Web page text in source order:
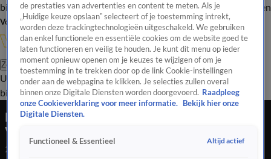
bijwonenPodcastShopVeelgestelde vragenKijkersvraag insturen
Volg Vandaag Inside
Zoeken
UitzendingenVandaag InsideDe OranjezomerShopUitzending
bijwonen
Lale Gül: 'Ik ben gevraagd voor Adam zkt. Eva
VIPS'
27 juni 2025, 12:40
de prestaties van advertenties en content te meten. Als je
„Huidige keuze opslaan” selecteert of je toestemming intrekt,
worden deze trackingtechnologieën uitgeschakeld. We gebruiken
dan enkel functionele en essentiële cookies om de website goed te
laten functioneren en veilig te houden. Je kunt dit menu op ieder
moment opnieuw openen om je keuzes te wijzigen of om je
toestemming in te trekken door op de link Cookie-instellingen
onder aan de webpagina te klikken. Je selecties zullen overal
binnen onze Digitale Diensten worden doorgevoerd. Raadpleeg
onze Cookieverklaring voor meer informatie.
Bekijk hier onze
Digitale Diensten.
Functioneel & Essentieel Altijd actief